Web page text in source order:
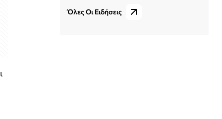
Όλες Οι Ειδήσεις